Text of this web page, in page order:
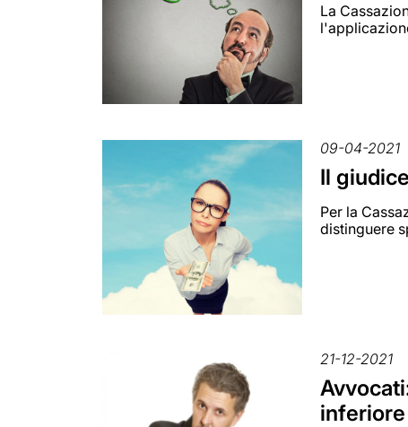
La
09-04-2021
Il
Per la
distinguere
21-12-2021